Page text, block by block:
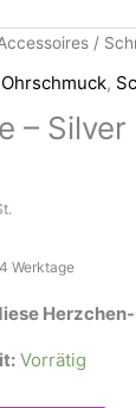
/
Ohrschmuck,
–
Werktage
Vorrätig